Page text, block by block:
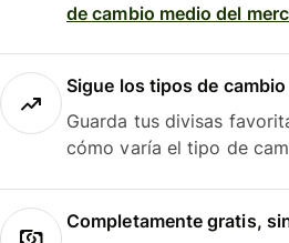
de cambio medio del
Sigue los tipos de
Guarda tus divisas
cómo varía el tipo de
Completamente gratis,